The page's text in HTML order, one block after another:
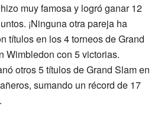
muy famosa y logró ganar 12
¡Ninguna otra pareja ha
títulos en los 4 torneos de Grand
Wimbledon con 5 victorias.
otros 5 títulos de Grand Slam en
sumando un récord de 17